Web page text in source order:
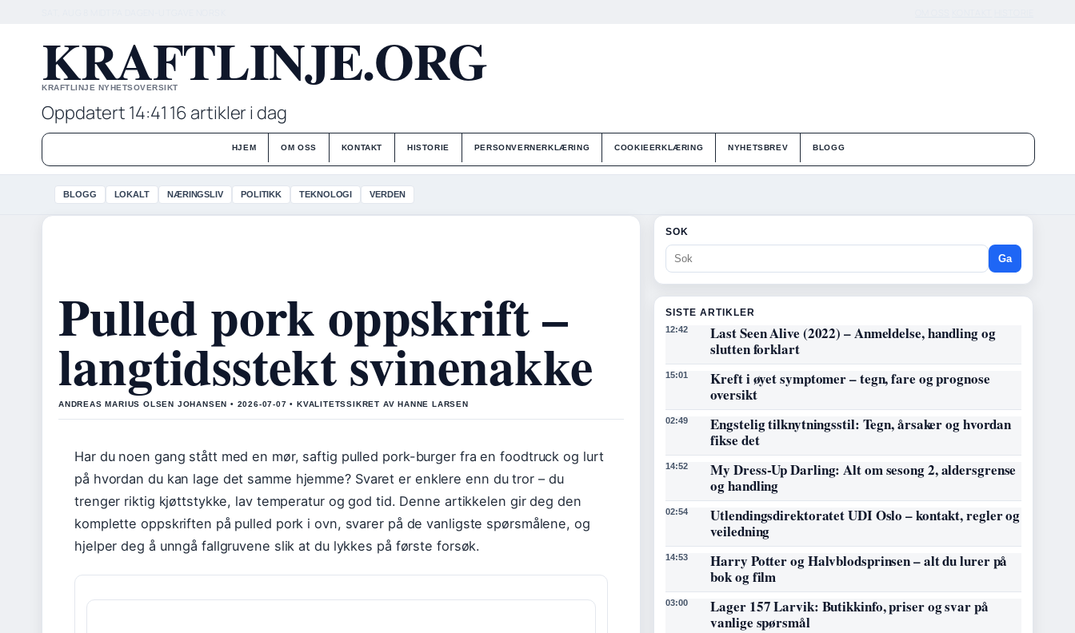
KRAFTLINJE.ORG
KRAFTLINJE NYHETSOVERSIKT
Oppdatert 14:41 16 artikler i dag
HJEM OM OSS KONTAKT HISTORIE PERSONVERNERKLÆRING COOKIEERKLÆRING NYHETSBREV BLOGG
BLOGG LOKALT NÆRINGSLIV POLITIKK TEKNOLOGI VERDEN
Pulled pork oppskrift –
langtidsstekt svinenakke
ANDREAS MARIUS OLSEN JOHANSEN • 2026-07-07 • KVALITETSSIKRET AV HANNE LARSEN
Har du noen gang stått med en mør, saftig pulled pork-burger fra en foodtruck og lurt
på hvordan du kan lage det samme hjemme? Svaret er enklere enn du tror – du
trenger riktig kjøttstykke, lav temperatur og god tid. Denne artikkelen gir deg den
komplette oppskriften på pulled pork i ovn, svarer på de vanligste spørsmålene, og
hjelper deg å unngå fallgruvene slik at du lykkes på første forsøk.
SOK
Ga
SISTE ARTIKLER
12:42
Last Seen Alive (2022) – Anmeldelse, handling og
slutten forklart
15:01
Kreft i øyet symptomer – tegn, fare og prognose
oversikt
02:49
Engstelig tilknytningsstil: Tegn, årsaker og hvordan
fikse det
14:52
My Dress-Up Darling: Alt om sesong 2, aldersgrense
og handling
02:54
Utlendingsdirektoratet UDI Oslo – kontakt, regler og
veiledning
14:53
Harry Potter og Halvblodsprinsen – alt du lurer på
bok og film
03:00
Lager 157 Larvik: Butikkinfo, priser og svar på
vanlige spørsmål